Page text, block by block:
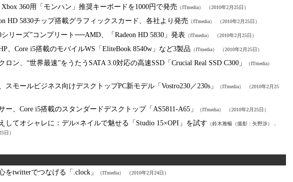
Xbox 360用「モンハン」推奨キーボードを1000円で発売 （ITmedia） （2010年2月25日）
HD 5830チップ搭載グラフィックスカード、各社より発売 （ITmedia） （2010年2月25日）
シリーズ”コンプリート──AMD、「Radeon HD 5830」発表 （ITmedia） （2010年2月25日）
、Core i5搭載のモバイルWS「EliteBook 8540w」など3製品 （ITmedia） （2010年2月25日）
ロン、“世界最速”をうたうSATA 3.0対応の高速SSD「Crucial Real SSD C300」
（ITmedia）
スモールビジネス向けデスクトップPC新モデル「Vostro230／230s」 （ITmedia） （2010年2月25
ー、Core i5搭載のスタンダードデスクトップ「AS5811-A65」 （ITmedia） （2010年2月25日）
してオシャレに： デル×ネイルで魅せる「Studio 15×OPI」を試す （鈴木雅暢（撮影：矢野渉），
日）
をtwitterでつなげる「.clock」 （ITmedia） （2010年2月24日）